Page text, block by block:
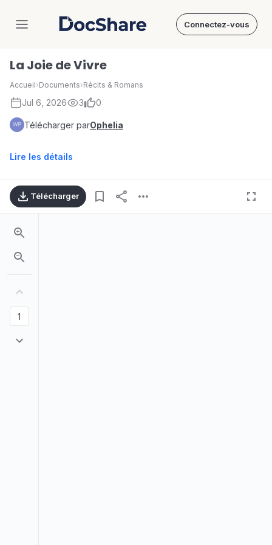
DocShare Connectez-vous
La Joie de Vivre
Accueil›Documents›Récits & Romans
Jul 6, 2026 3 0
Télécharger parOphelia
Lire les détails
Télécharger